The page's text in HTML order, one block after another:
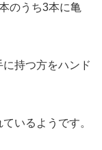
のうち3本に亀
持つ方をハンド
いるようです。